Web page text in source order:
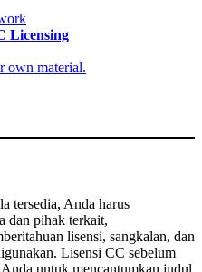
Licensing
own material.
tersedia, Anda harus
dan pihak terkait,
lisensi, sangkalan, dan
Lisensi CC sebelum
untuk mencantumkan judul